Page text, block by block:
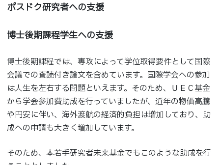
ポスドク研究者への支援
博士後期課程学生への支援
博士後期課程では、専攻によって学位取得要件として国際
会議での査読付き論文を含めています。国際学会への参加
は人生を左右する問題といえます。そのため、ＵＥＣ基金
から学会参加費助成を行っていましたが、近年の物価高騰
や円安に伴い、海外渡航の経済的負担は増加しており、助
成への申請も大きく増加しています。
そのため、本若手研究者未来基金でもこのような助成を行